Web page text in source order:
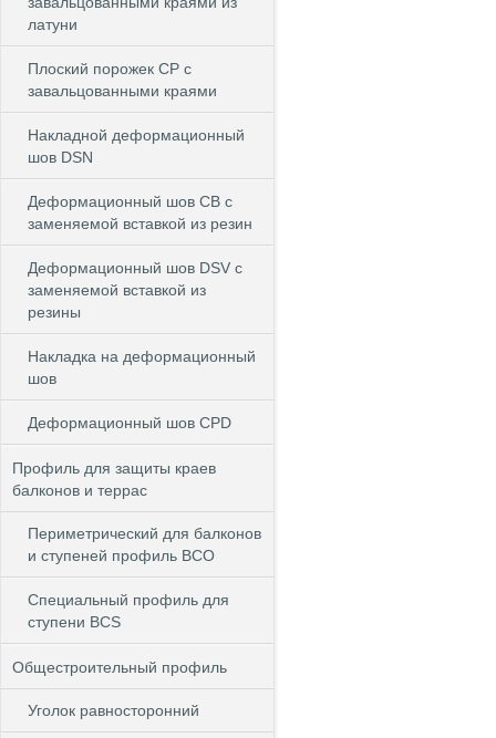
латуни
Плоский порожек СP с
завальцованными краями
Накладной деформационный
шов DSN
Деформационный шов CB c
заменяемой вставкой из резин
Деформационный шов DSV c
заменяемой вставкой из
резины
Накладка на деформационный
шов
Деформационный шов CPD
Профиль для защиты краев
балконов и террас
Периметрический для балконов
и ступеней профиль BCO
Специальный профиль для
ступени BCS
Общестроительный профиль
Уголок равносторонний